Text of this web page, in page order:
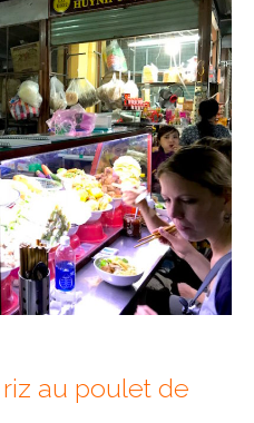
riz au poulet de